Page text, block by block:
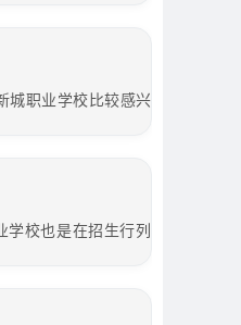
城职业学校比较感兴
校也是在招生行列